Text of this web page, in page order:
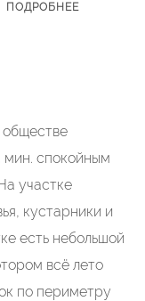
ПОДРОБНЕЕ
мин. спокойным
участке
кустарники и
есть небольшой
всё лето
по периметру